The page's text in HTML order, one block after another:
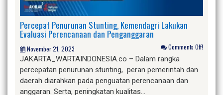
Percepat Penurunan Stunting, Kemendagri Lakukan
Evaluasi Perencanaan dan Penganggaran
November 21, 2023 Comments Off!
JAKARTA_WARTAINDONESIA.co – Dalam rangka
percepatan penurunan stunting, peran pemerintah dan
daerah diarahkan pada penguatan perencanaan dan
anggaran. Serta, peningkatan kualitas…